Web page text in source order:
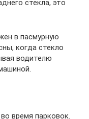
стекла, это
в пасмурную
когда стекло
водителю
время парковок.